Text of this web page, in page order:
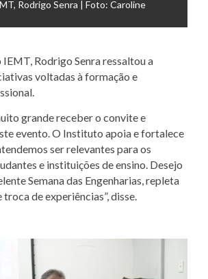
Rodrigo Senra | Foto: Caroline
IEMT, Rodrigo Senra ressaltou a
voltadas à formação e
grande receber o convite e
evento. O Instituto apoia e fortalece
ser relevantes para os
e instituições de ensino. Desejo
Semana das Engenharias, repleta
de experiências”, disse.